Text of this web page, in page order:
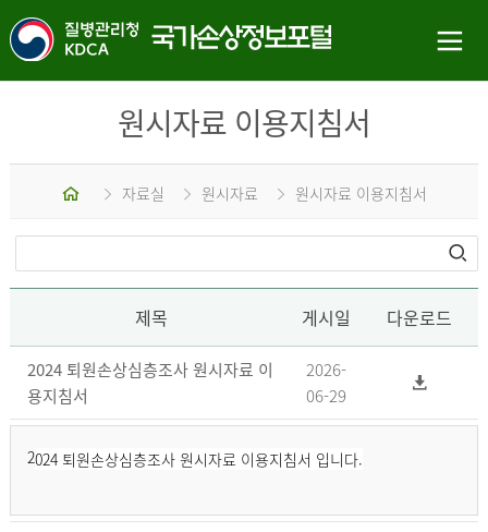
원시자료 이용지침서
홈 자료실 원시자료 원시자료 이용지침서
제목 게시일 다운로드
2024 퇴원손상심층조사 원시자료 이
용지침서
2026-
06-29
2024 퇴원손상심층조사 원시자료 이용지침서 입니다.